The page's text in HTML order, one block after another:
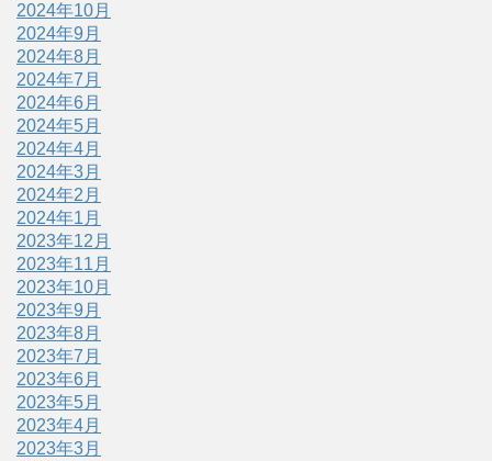
2024年10月
2024年9月
2024年8月
2024年7月
2024年6月
2024年5月
2024年4月
2024年3月
2024年2月
2024年1月
2023年12月
2023年11月
2023年10月
2023年9月
2023年8月
2023年7月
2023年6月
2023年5月
2023年4月
2023年3月